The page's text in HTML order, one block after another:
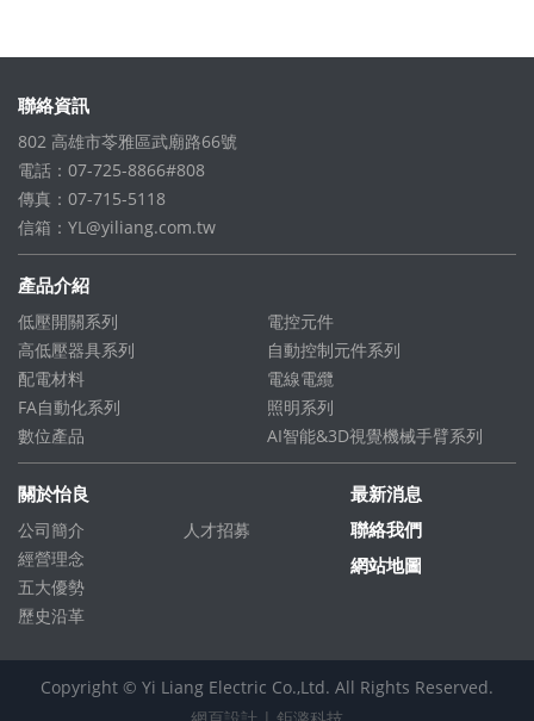
聯絡資訊
802 高雄市苓雅區武廟路66號
電話：07-725-8866#808
傳真：07-715-5118
信箱： YL@yiliang.com.tw
產品介紹
低壓開關系列
電控元件
高低壓器具系列
自動控制元件系列
配電材料
電線電纜
FA自動化系列
照明系列
數位產品
AI智能&3D視覺機械手臂系列
關於怡良
公司簡介
經營理念
五大優勢
歷史沿革
人才招募
最新消息
聯絡我們
網站地圖
Copyright © Yi Liang Electric Co.,Ltd. All Rights Reserved.